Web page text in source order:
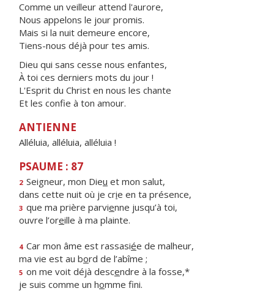
Comme un veilleur attend l'aurore,
Nous appelons le jour promis.
Mais si la nuit demeure encore,
Tiens-nous déjà pour tes amis.
Dieu qui sans cesse nous enfantes,
À toi ces derniers mots du jour !
L'Esprit du Christ en nous les chante
Et les confie à ton amour.
ANTIENNE
Alléluia, alléluia, alléluia !
PSAUME : 87
2 Seigneur, mon Dieu et mon salut,
dans cette nuit où je crie en ta présence,
3 que ma prière parvienne jusqu’à toi,
ouvre l’oreille à ma plainte.
4 Car mon âme est rassasiée de malheur,
ma vie est au bord de l’abîme ;
5 on me voit déjà descendre à la fosse,*
je suis comme un homme fini.